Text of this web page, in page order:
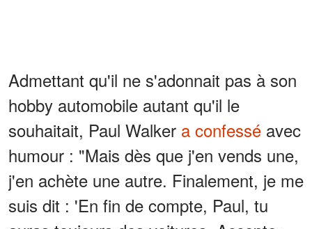
Admettant qu'il ne s'adonnait pas à son
hobby automobile autant qu'il le
souhaitait, Paul Walker a confessé avec
humour : "Mais dès que j'en vends une,
j'en achète une autre. Finalement, je me
suis dit : 'En fin de compte, Paul, tu